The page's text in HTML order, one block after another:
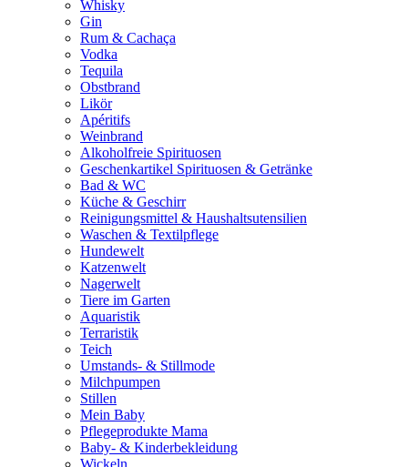
Whisky
Gin
Rum & Cachaça
Vodka
Tequila
Obstbrand
Likör
Apéritifs
Weinbrand
Alkoholfreie Spirituosen
Geschenkartikel Spirituosen & Getränke
Bad & WC
Küche & Geschirr
Reinigungsmittel & Haushaltsutensilien
Waschen & Textilpflege
Hundewelt
Katzenwelt
Nagerwelt
Tiere im Garten
Aquaristik
Terraristik
Teich
Umstands- & Stillmode
Milchpumpen
Stillen
Mein Baby
Pflegeprodukte Mama
Baby- & Kinderbekleidung
Wickeln